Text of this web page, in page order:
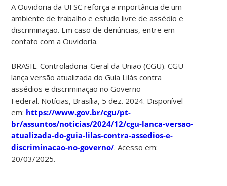
A Ouvidoria da UFSC reforça a importância de um
ambiente de trabalho e estudo livre de assédio e
discriminação. Em caso de denúncias, entre em
contato com a Ouvidoria.
BRASIL. Controladoria-Geral da União (CGU). CGU
lança versão atualizada do Guia Lilás contra
assédios e discriminação no Governo
Federal. Notícias, Brasília, 5 dez. 2024. Disponível
em: https://www.gov.br/cgu/pt-
br/assuntos/noticias/2024/12/cgu-lanca-versao-
atualizada-do-guia-lilas-contra-assedios-e-
discriminacao-no-governo/. Acesso em:
20/03/2025.